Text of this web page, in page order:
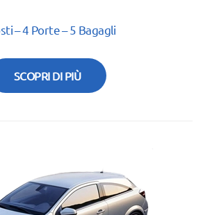
– 4 Porte – 5 Bagagli
SCOPRI DI PIÙ